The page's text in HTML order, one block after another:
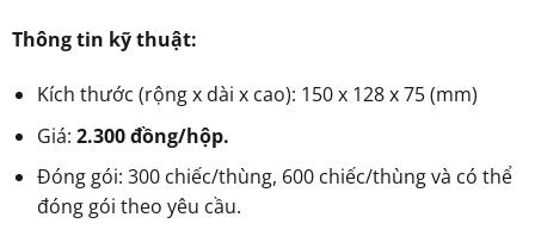
Thông tin kỹ thuật:
Kích thước (rộng x dài x cao): 150 x 128 x 75 (mm)
Giá: 2.300 đồng/hộp.
Đóng gói: 300 chiếc/thùng, 600 chiếc/thùng và có thể
đóng gói theo yêu cầu.